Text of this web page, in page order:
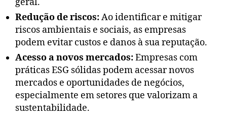
geral.
Redução de riscos:Ao identificar e mitigar
riscos ambientais e sociais, as empresas
podem evitar custos e danos à sua reputação.
Acesso a novos mercados:Empresas com
práticas ESG sólidas podem acessar novos
mercados e oportunidades de negócios,
especialmente em setores que valorizam a
sustentabilidade.